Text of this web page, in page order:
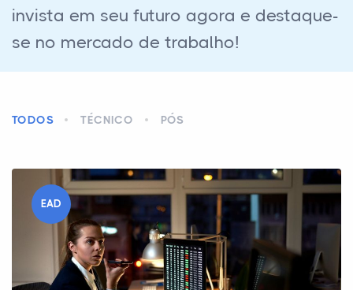
invista em seu futuro agora e destaque-
se no mercado de trabalho!
TODOS TÉCNICO PÓS
EAD